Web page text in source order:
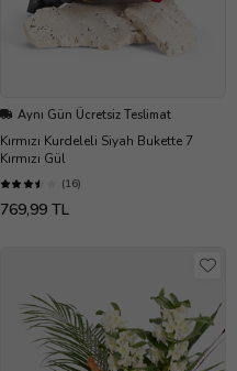
Aynı Gün Ücretsiz Teslimat
Kırmızı Kurdeleli Siyah Bukette 7
Kırmızı Gül
(16)
769,99 TL